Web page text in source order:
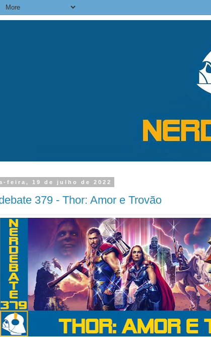
feira, 19 de julho de 2022
379 - Thor: Amor e Trovão